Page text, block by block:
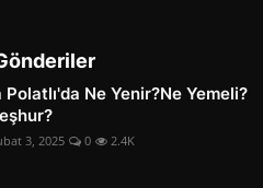
Ne Yenir?Ne Yemeli?
3, 2025 0 2.4K